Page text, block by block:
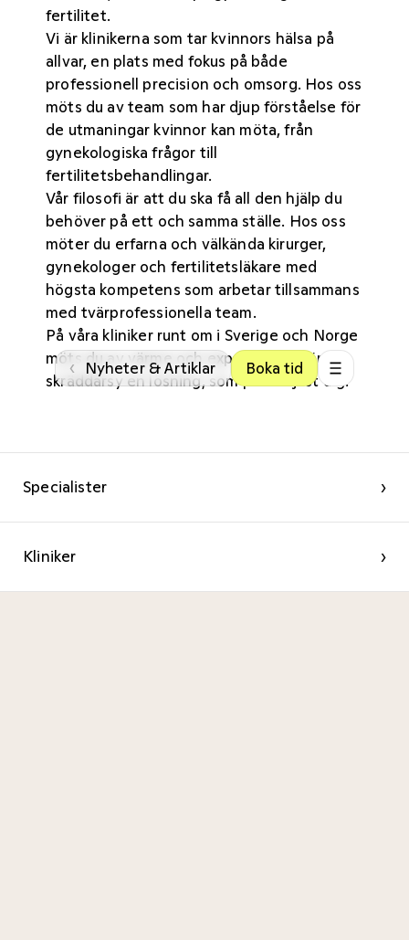
‹ Nyheter & Artiklar Boka tid
fertilitet.
Vi är klinikerna som tar kvinnors hälsa på
allvar, en plats med fokus på både
professionell precision och omsorg. Hos oss
möts du av team som har djup förståelse för
de utmaningar kvinnor kan möta, från
gynekologiska frågor till
fertilitetsbehandlingar.
Vår filosofi är att du ska få all den hjälp du
behöver på ett och samma ställe. Hos oss
möter du erfarna och välkända kirurger,
gynekologer och fertilitetsläkare med
högsta kompetens som arbetar tillsammans
med tvärprofessionella team.
På våra klinikerrunt om i Sverige och Norge
möts du av värme och expertis. Allt för att
skräddarsy en lösning, som passar just dig.
Specialister ›
Kliniker ›